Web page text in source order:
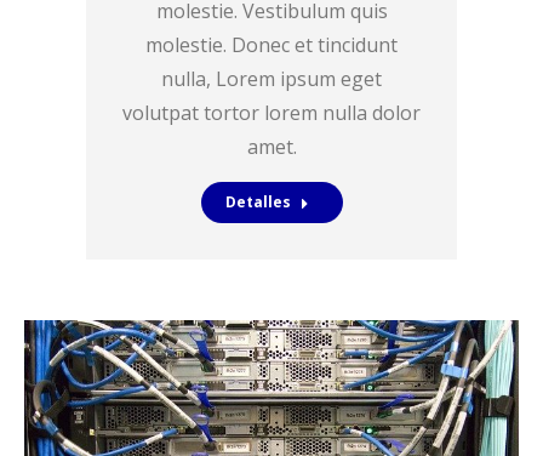
molestie. Vestibulum quis
molestie. Donec et tincidunt
nulla, Lorem ipsum eget
volutpat tortor lorem nulla dolor
amet.
Detalles